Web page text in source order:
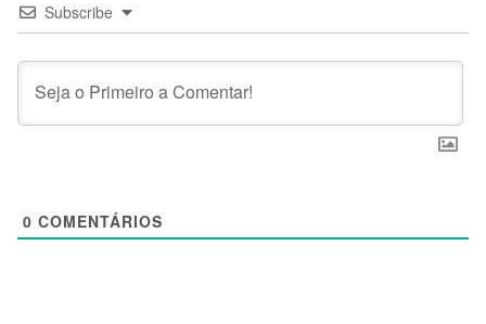
Subscribe
0 COMENTÁRIOS